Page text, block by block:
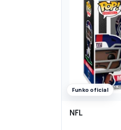
Funko oficial
NFL